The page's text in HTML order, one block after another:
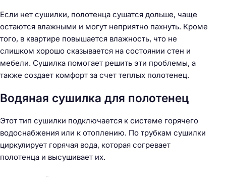
Если нет сушилки, полотенца сушатся дольше, чаще
остаются влажными и могут неприятно пахнуть. Кроме
того, в квартире повышается влажность, что не
слишком хорошо сказывается на состоянии стен и
мебели. Сушилка помогает решить эти проблемы, а
также создает комфорт за счет теплых полотенец.
Водяная сушилка для полотенец
Этот тип сушилки подключается к системе горячего
водоснабжения или к отоплению. По трубкам сушилки
циркулирует горячая вода, которая согревает
полотенца и высушивает их.